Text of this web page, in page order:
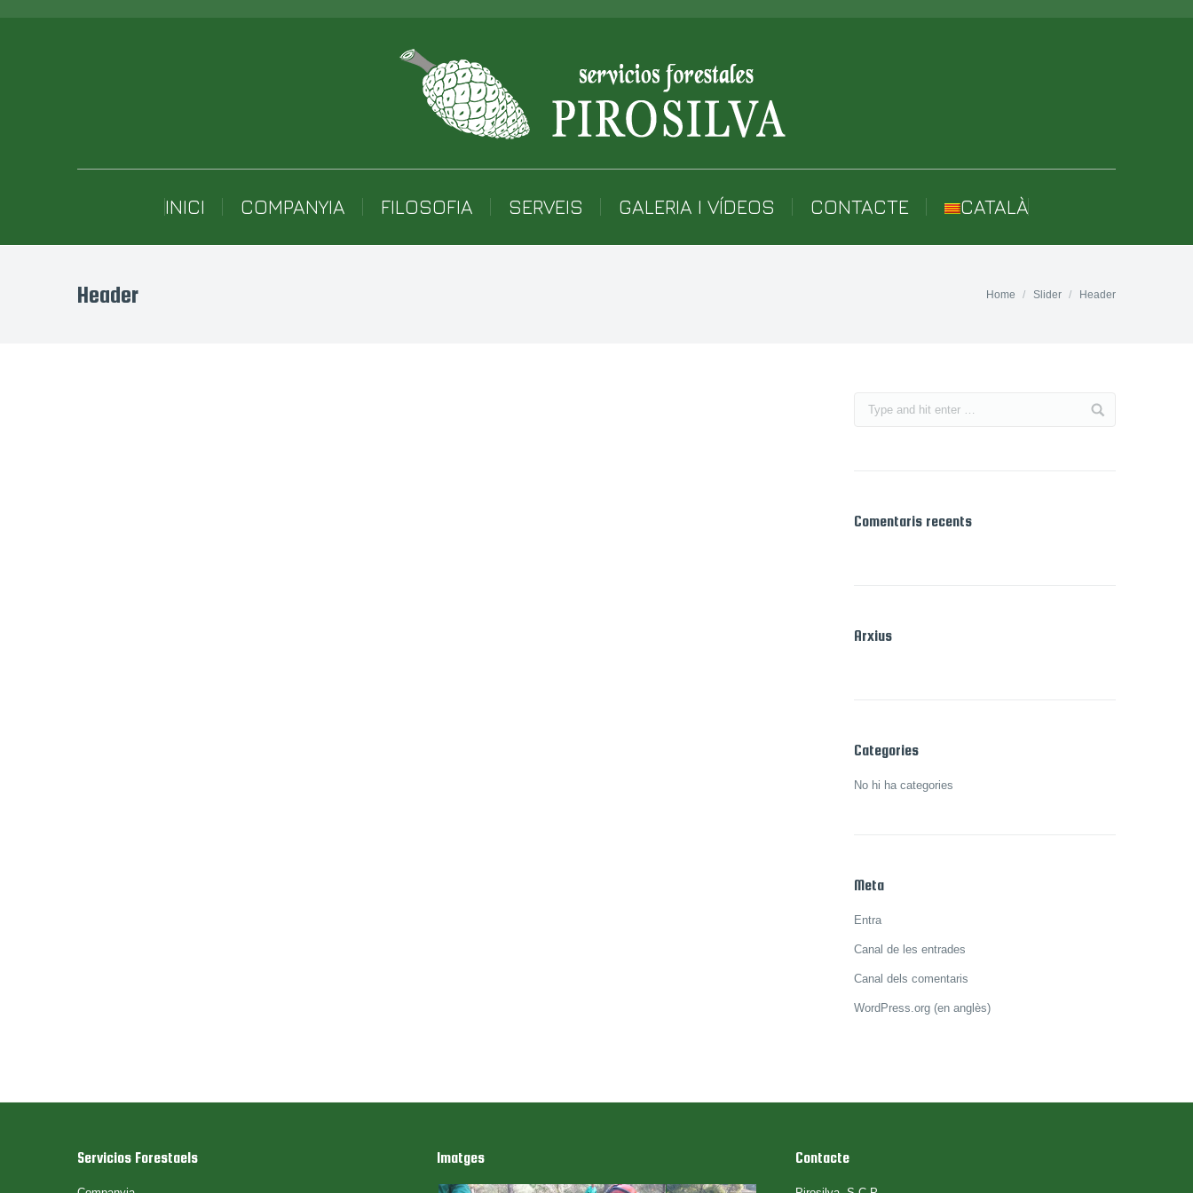
INICI COMPANYIA FILOSOFIA SERVEIS GALERIA I VÍDEOS CONTACTE CATALÀ
Header Home Slider Header
Comentaris recents
Arxius
Categories
No hi ha categories
Meta
Entra
Canal de les entrades
Canal dels comentaris
WordPress.org (en anglès)
Servicios Forestaels Imatges Contacte